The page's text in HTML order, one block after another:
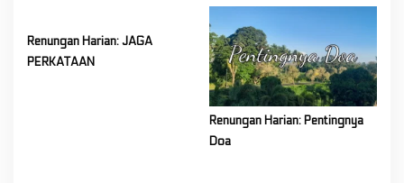
Renungan Harian: JAGA
PERKATAAN
Renungan Harian: Pentingnya
Doa